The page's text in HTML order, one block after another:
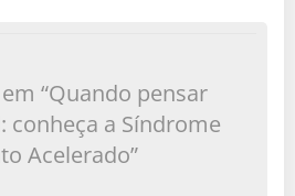
“Quando pensar
conheça a Síndrome
Acelerado”